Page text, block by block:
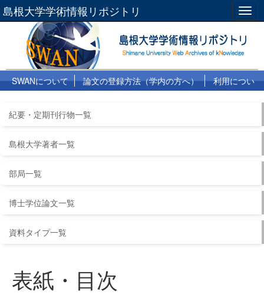
島根大学学術情報リポジトリ
SWANについて 論文の登録方法（学内の方へ）
利用につい
紀要・定期刊行物一覧
島根大学著者一覧
部局一覧
博士学位論文一覧
資料タイプ一覧
表紙・目次